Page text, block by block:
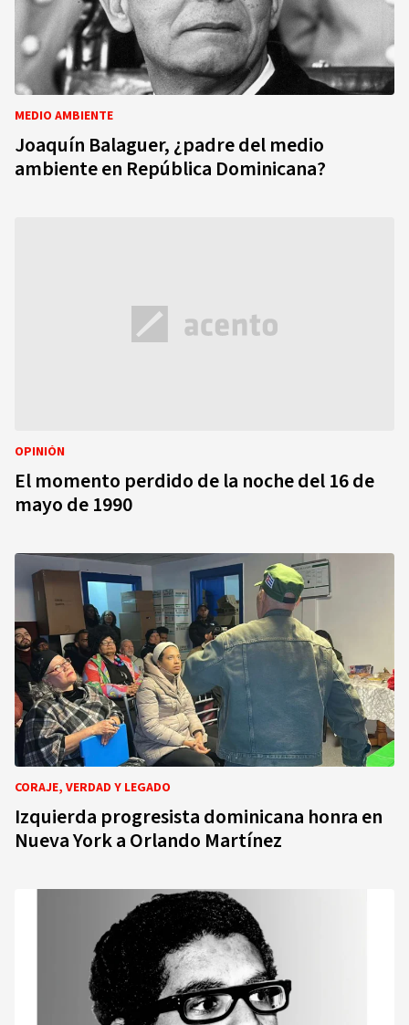
MEDIO AMBIENTE
Joaquín Balaguer, ¿padre del medio
ambiente en República Dominicana?
OPINIÓN
El momento perdido de la noche del 16 de
mayo de 1990
CORAJE, VERDAD Y LEGADO
Izquierda progresista dominicana honra en
Nueva York a Orlando Martínez